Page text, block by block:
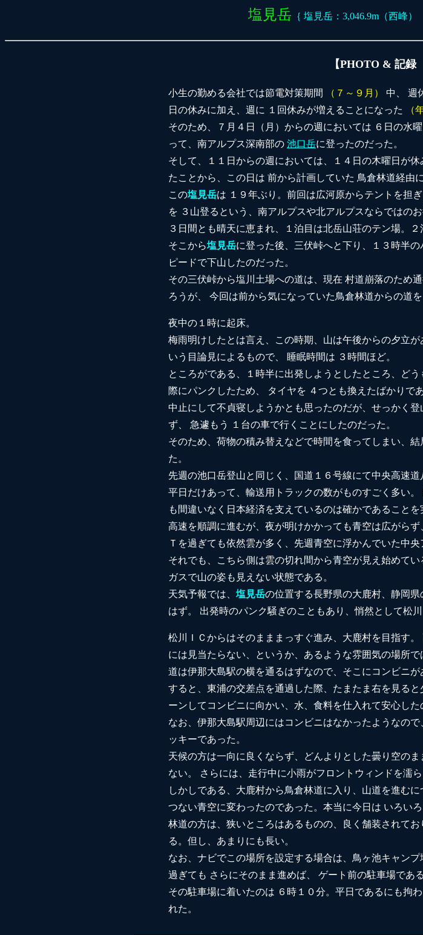
塩見岳 ｛ 塩見岳：3,046.9m（西峰
【PHOTO & 記録
小生の勤める会社では節電対策期間 （７～９月）
中、 週
日の休みに加え、週に １回休みが増えることになった
（
そのため、７月４日（月）からの週においては ６日の水
って、南アルプス深南部の 池口岳に登ったのだった。
そして、１１日からの週においては、１４日の木曜日が
たことから、この日は 前から計画していた 鳥倉林道経由
この塩見岳は １９年ぶり。前回は広河原からテントを担ぎ
を ３山登るという、南アルプスや北アルプスならではの
３日間とも晴天に恵まれ、１泊目は北岳山荘のテン場。
そこから塩見岳に登った後、三伏峠へと下り、１３時半
ピードで下山したのだった。
その三伏峠から塩川土場への道は、現在 村道崩落のため
ろうが、 今回は前から気になっていた鳥倉林道からの道を
夜中の１時に起床。
梅雨明けしたとは言え、この時期、山は午後からの夕立
いう目論見によるもので、 睡眠時間は ３時間ほど。
ところがである、１時半に出発しようとしたところ、ど
際にパンクしたため、 タイヤを ４つとも換えたばかりで
中止にして不貞寝しようかとも思ったのだが、せっかく
ず、 急遽もう １台の車で行くことにしたのだった。
そのため、荷物の積み替えなどで時間を食ってしまい、
た。
先週の池口岳登山と同じく、国道１６号線にて中央高速
平日だけあって、輸送用トラックの数がものすごく多い
も間違いなく日本経済を支えているのは確かであることを
高速を順調に進むが、夜が明けかかっても青空は広がら
Ｔを過ぎても依然雲が多く、先週青空に浮かんでいた中
それでも、こちら側は雲の切れ間から青空が見え始めて
ガスで山の姿も見えない状態である。
天気予報では、 塩見岳の位置する長野県の大鹿村、静岡
はず。 出発時のパンク騒ぎのこともあり、悄然として松川
松川ＩＣからはそのまままっすぐ進み、大鹿村を目指す
には見当たらない、というか、あるような雰囲気の場所
道は伊那大島駅の横を通るはずなので、そこにコンビニが
すると、東浦の交差点を通過した際、たまたま右を見る
ーンしてコンビニに向かい、水、食料を仕入れて安心した
なお、伊那大島駅周辺にはコンビニはなかったようなの
ッキーであった。
天候の方は一向に良くならず、どんよりとした曇り空の
ない。 さらには、走行中に小雨がフロントウィンドを濡
しかしである、大鹿村から鳥倉林道に入り、山道を進む
つない青空に変わったのであった。本当に今日は いろい
林道の方は、狭いところはあるものの、良く舗装されて
る。但し、あまりにも長い。
なお、ナビでこの場所を設定する場合は、鳥ヶ池キャン
過ぎても さらにそのまま進めば、 ゲート前の駐車場である
その駐車場に着いたのは ６時１０分。平日であるにも拘
れた。